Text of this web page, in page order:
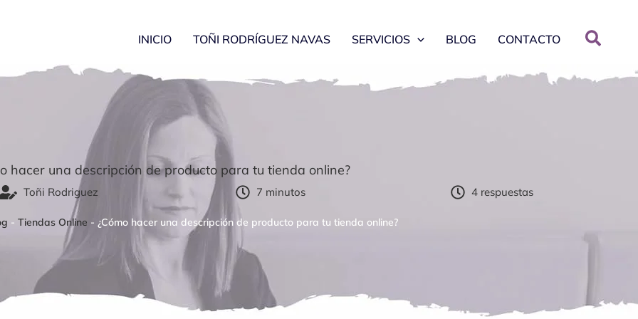
INICIO TOÑI RODRÍGUEZ NAVAS SERVICIOS BLOG CONTACTO
hacer una descripción de producto para tu tienda online?
Toñi Rodriguez 7 minutos 4 respuestas
- Tiendas Online - ¿Cómo hacer una descripción de producto para tu tienda online?